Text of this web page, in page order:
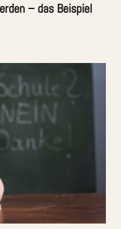
– das Beispiel